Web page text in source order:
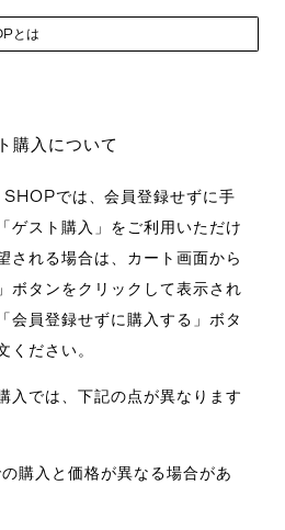
購入について
では、会員登録せずに手
ゲスト購入」をご利用いただけ
される場合は、カート画面から
ボタンをクリックして表示され
会員登録せずに購入する」ボタ
ください。
入では、下記の点が異なります
購入と価格が異なる場合があ